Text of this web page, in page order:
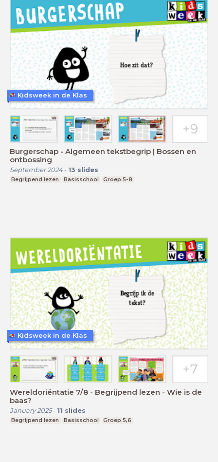
Burgerschap - Algemeen tekstbegrip | Bossen en
ontbossing
September 2024- 13 slides
Begrijpend lezen Basisschool Groep 5-8
Kidsweek in de Klas
Wereldoriëntatie 7/8 - Begrijpend lezen - Wie is de
baas?
January 2025- 11 slides
Begrijpend lezen Basisschool Groep 5,6
Kidsweek in de Klas